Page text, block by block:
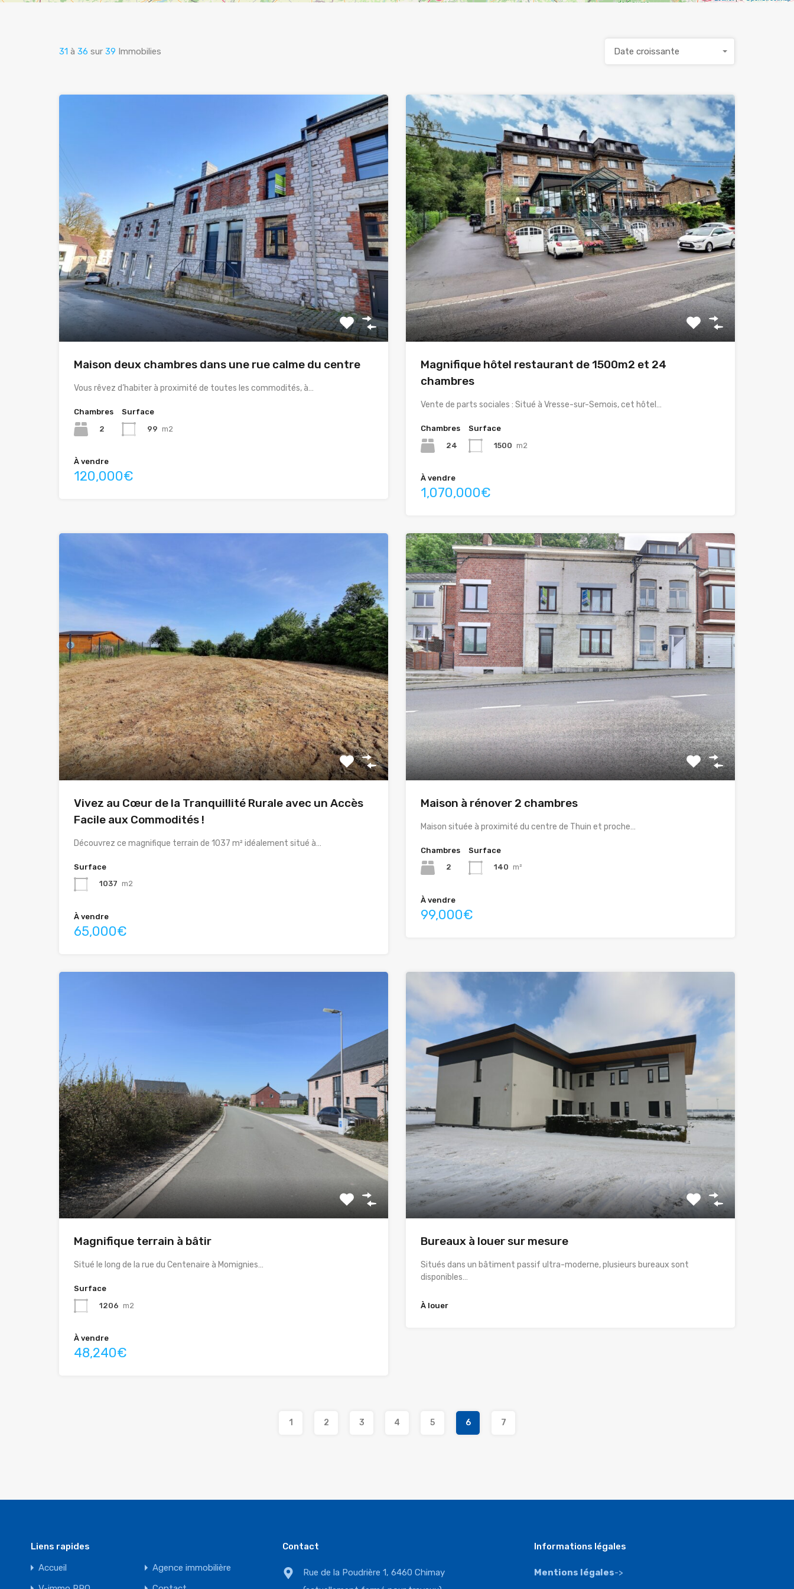
31 à 36 sur 39 Immobilies Date croissante
Maison deux chambres dans une rue calme du centre
Vous rêvez d’habiter à proximité de toutes les commodités, à…
Chambres
2
Surface
99 m2
À vendre
120,000€
Magnifique hôtel restaurant de 1500m2 et 24
chambres
Vente de parts sociales : Situé à Vresse-sur-Semois, cet hôtel…
Chambres
24
Surface
1500 m2
À vendre
1,070,000€
Vivez au Cœur de la Tranquillité Rurale avec un Accès
Facile aux Commodités !
Découvrez ce magnifique terrain de 1037 m² idéalement situé à…
Surface
1037 m2
À vendre
65,000€
Maison à rénover 2 chambres
Maison située à proximité du centre de Thuin et proche…
Chambres
2
Surface
140 m²
À vendre
99,000€
Magnifique terrain à bâtir
Situé le long de la rue du Centenaire à Momignies…
Surface
1206 m2
À vendre
48,240€
Bureaux à louer sur mesure
Situés dans un bâtiment passif ultra-moderne, plusieurs bureaux sont
disponibles…
À louer
1 2 3 4 5 6 7
Liens rapides
Accueil
Agence immobilière
Contact
Rue de la Poudrière 1, 6460 Chimay
Informations légales
Mentions légales->